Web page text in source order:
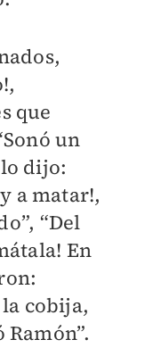
que
un
dijo:
a matar!,
“Del
En
la cobija,